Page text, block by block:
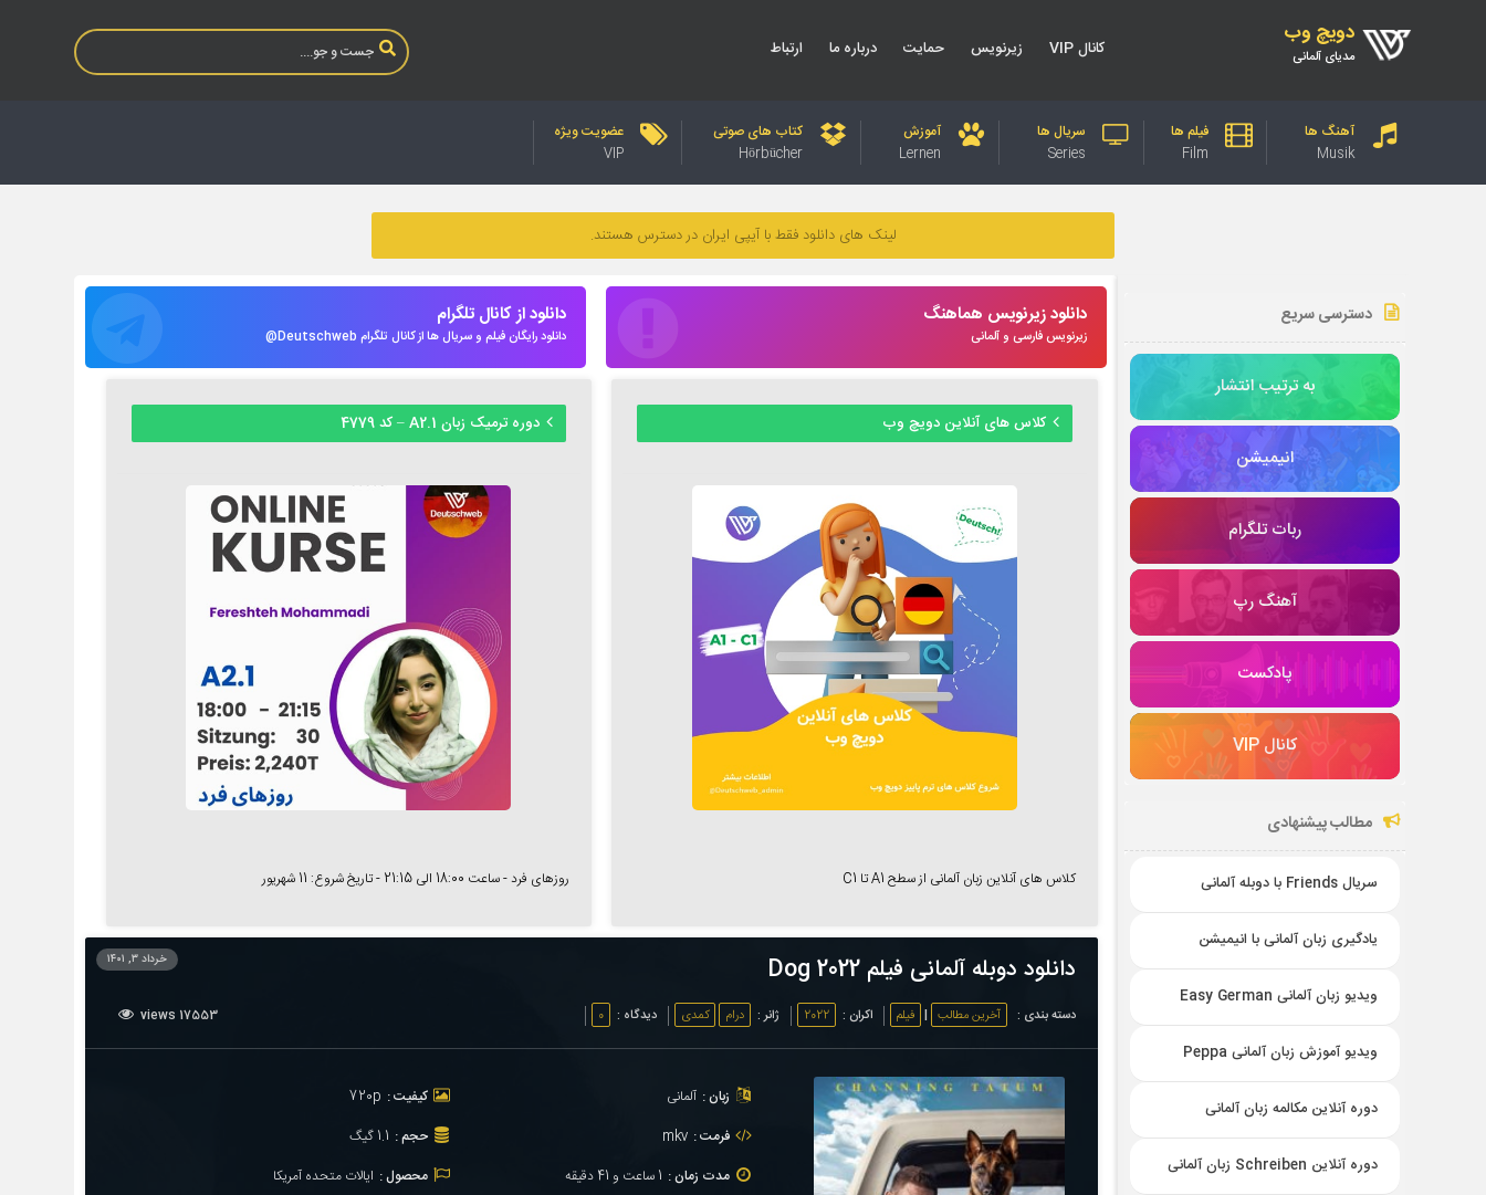
دویچ وب
مدیای آلمانی کانال VIP زیرنویس حمایت درباره ما ارتباط
آهنگ ها
Musik
فیلم ها
Film
سریال ها
Series
آموزش
Lernen
کتاب های صوتی
Hörbücher
عضویت ویژه
VIP
لینک های دانلود فقط با آیپی ایران در دسترس هستند.
دانلود زیرنویس هماهنگ
زیرنویس فارسی و آلمانی
دانلود از کانال تلگرام
دانلود رایگان فیلم و سریال ها از کانال تلگرام Deutschweb@
کلاس های آنلاین دویچ وب
کلاس های آنلاین زبان آلمانی از سطح A1 تا C1
دوره ترمیک زبان A2.1 – کد 4779
روزهای فرد - ساعت 18:00 الی 21:15 - تاریخ شروع: 11 شهریور
دانلود دوبله آلمانی فیلم Dog 2022 خرداد ۳, ۱۴۰۱
دسته بندی : آخرین مطالب | فیلم اکران : 2022 ژانر : درام کمدی دیدگاه : 0
17553 views
زبان : آلمانی کیفیت : 720p
فرمت : mkv حجم : 1.1 گیگ
مدت زمان : 1 ساعت و 41 دقیقه محصول : ایالات متحده آمریکا
دسترسی سریع
به ترتیب انتشار
انیمیشن
ربات تلگرام
آهنگ رپ
پادکست
کانال VIP
مطالب پیشنهادی
سریال Friends با دوبله آلمانی
یادگیری زبان آلمانی با انیمیشن
ویدیو زبان آلمانی Easy German
ویدیو آموزش زبان آلمانی Peppa
دوره آنلاین مکالمه زبان آلمانی
دوره آنلاین Schreiben زبان آلمانی